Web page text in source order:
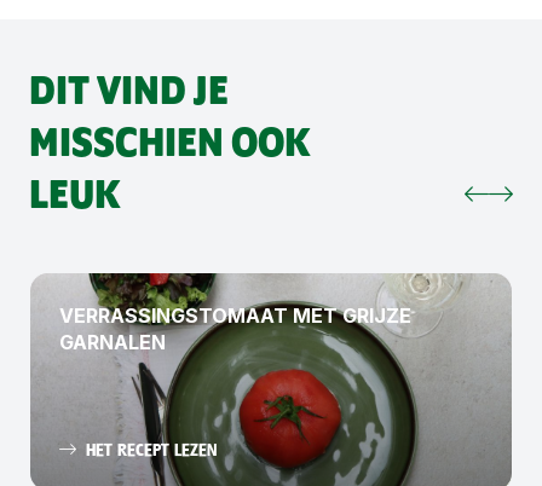
DIT VIND JE
MISSCHIEN OOK
LEUK
VERRASSINGSTOMAAT MET GRIJZE
GARNALEN
HET RECEPT LEZEN